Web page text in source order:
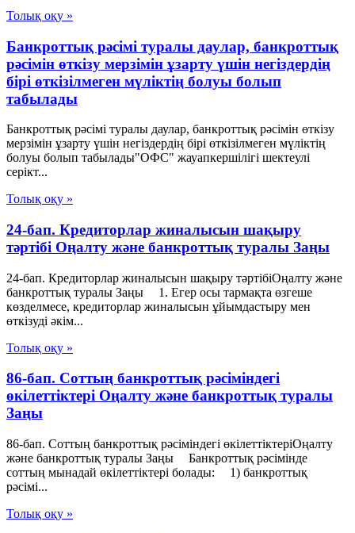
Толық оқу »
Банкроттық рәсімі туралы даулар, банкроттық
рәсімін өткізу мерзімін ұзарту үшін негіздердің
бірі өткізілмеген мүліктің болуы болып
табылады
Банкроттық рәсімі туралы даулар, банкроттық рәсімін өткізу
мерзімін ұзарту үшін негіздердің бірі өткізілмеген мүліктің
болуы болып табылады"ОФС" жауапкершілігі шектеулі
серікт...
Толық оқу »
24-бап. Кредиторлар жиналысын шақыру
тәртібі Оңалту және банкроттық туралы Заңы
24-бап. Кредиторлар жиналысын шақыру тәртібіОңалту және
банкроттық туралы Заңы 1. Егер осы тармақта өзгеше
көзделмесе, кредиторлар жиналысын ұйымдастыру мен
өткізуді әкім...
Толық оқу »
86-бап. Соттың банкроттық рәсіміндегі
өкiлеттiктерi Оңалту және банкроттық туралы
Заңы
86-бап. Соттың банкроттық рәсіміндегі өкiлеттiктерiОңалту
және банкроттық туралы Заңы Банкроттық рәсімінде
соттың мынадай өкiлеттiктерi болады: 1) банкроттық
рәсімі...
Толық оқу »